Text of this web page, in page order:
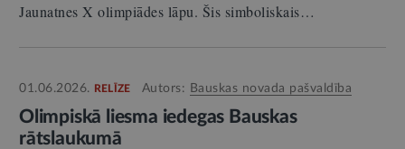
Jaunatnes X olimpiādes lāpu. Šis simboliskais…
01.06.2026. RELĪZE Autors: Bauskas novada pašvaldība
Olimpiskā liesma iedegas Bauskas
rātslaukumā